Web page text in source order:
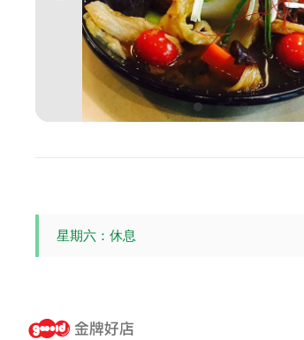
星期六：休息